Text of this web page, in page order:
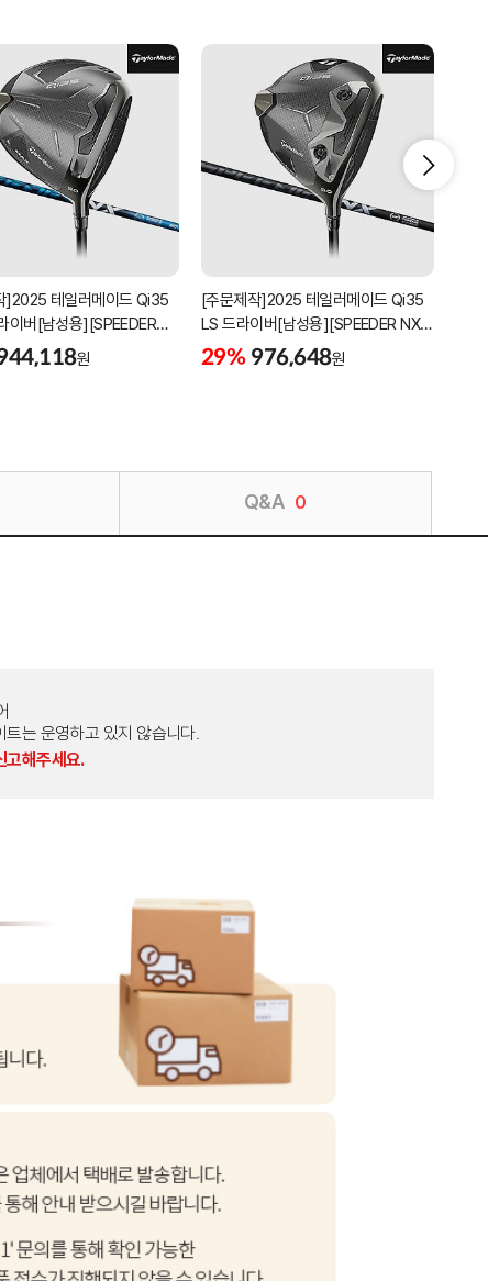
]2025 테일러메이드 Qi35
이버[남성용][SPEEDER
원
[주문제작]2025 테일러메이드 Qi35
LS 드라이버[남성용][SPEEDER NX
BLACK]
29% 976,648원
Q&A 0
는 운영하고 있지 않습니다.
고해주세요.